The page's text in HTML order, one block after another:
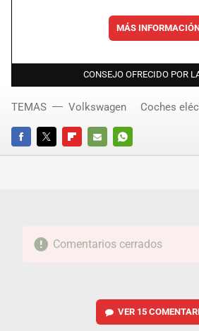
MÁS
CONSEJO OFRECIDO POR
FACEBOOKTWITTERFLIPBOARD
E-
WHATSAPP
TEMAS Volkswagen Coches
Comentarios cerrados
VER 15